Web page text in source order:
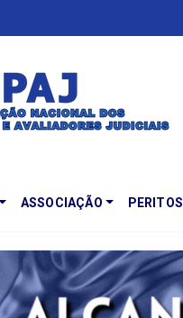
ASSOCIAÇÃO PERITOS